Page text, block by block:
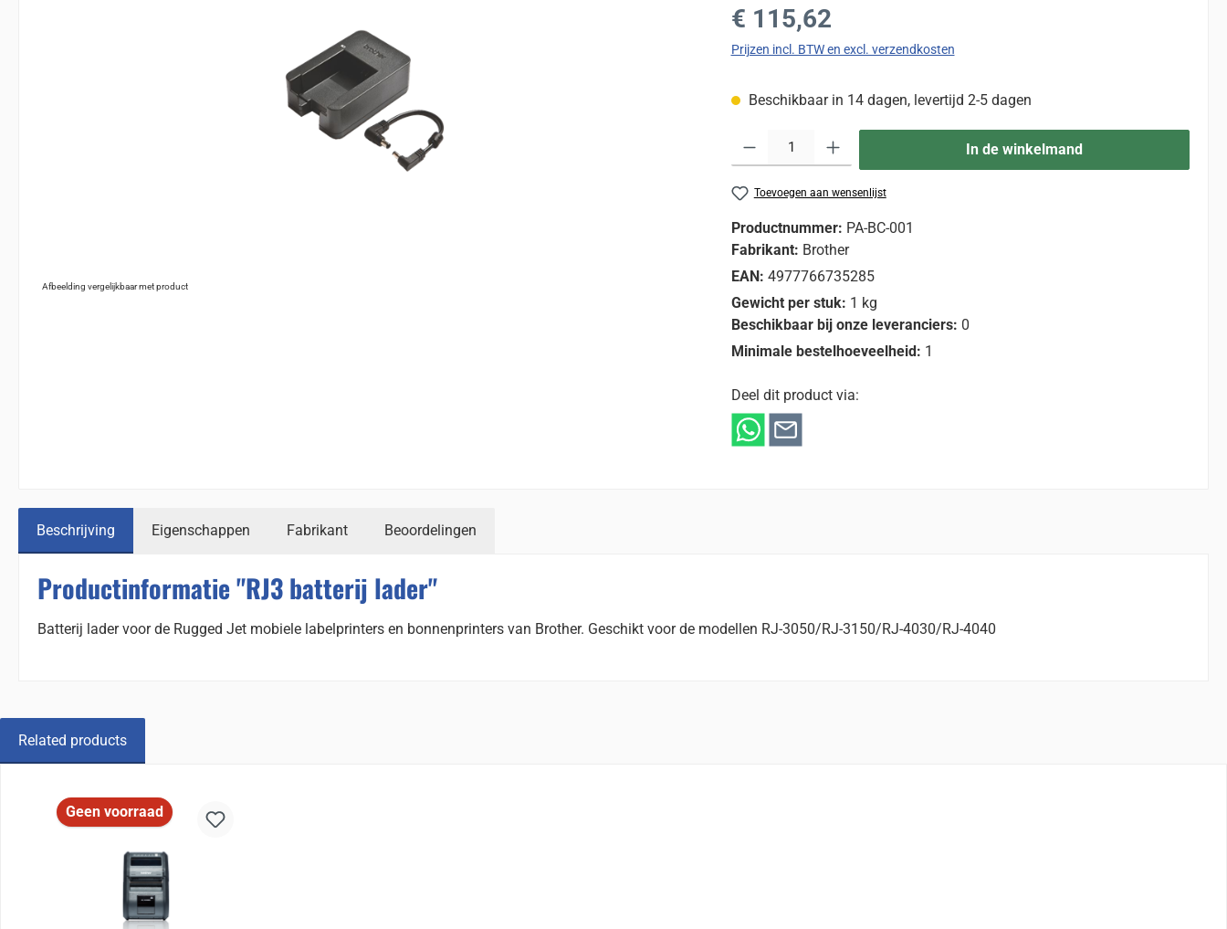
Afbeelding vergelijkbaar met product
Normale prijs:
€ 115,62
Prijzen incl. BTW en excl. verzendkosten
Beschikbaar in 14 dagen, levertijd 2-5 dagen
Producthoeveelheid: Voer de gewenste hoeveelheid in of gebruik de knoppen om de
In de winkelmand
Toevoegen aan wensenlijst
Productnummer: PA-BC-001
Fabrikant: Brother
EAN: 4977766735285
Gewicht per stuk: 1 kg
Beschikbaar bij onze leveranciers: 0
Minimale bestelhoeveelheid: 1
Deel dit product via:
Beschrijving Eigenschappen Fabrikant Beoordelingen
Productinformatie "RJ3 batterij lader"
Batterij lader voor de Rugged Jet mobiele labelprinters en bonnenprinters van Brother. Geschikt voor de modellen RJ-3050/RJ-3150/RJ-4030/RJ-4040
Related products
Geen voorraad